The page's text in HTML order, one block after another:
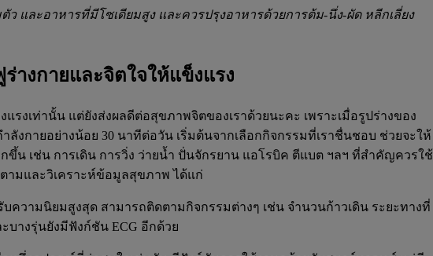
ว และอาหารที่มีโซเดียมสูง และควรปรุงอาหารด้วยการต้ม-นึ่ง-ผัด หลีกเลี่ยง
างกายและจิตใจให้แข็งแรง
รงเท่านั้น แต่ยังส่งผลดีต่อสุขภาพจิตของเราด้วยนะคะ เพราะเมื่อรูปร่างของ
งกายอย่างน้อย 30 นาทีต่อวัน เริ่มต้นจากเลือกกิจกรรมที่เราชื่นชอบ ช่วยจะให้
น เช่น การเดิน การวิ่ง ว่ายน้ำ ปั่นจักรยาน แอโรบิค ตีแบต ฯลฯ ที่สำคัญควรใช้
ามและวิเคราะห์ข้อมูลสุขภาพ ได้แก่
ความนิยมสูงสุด สามารถติดตามกิจกรรมต่างๆ เช่น จำนวนก้าวเดิน ระยะทางที่
บางรุ่นยังมีฟังก์ชัน ECG อีกด้วย